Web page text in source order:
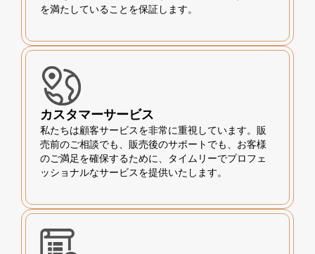
を満たしていることを保証します。
カスタマーサービス
私たちは顧客サービスを非常に重視しています。販
売前のご相談でも、販売後のサポートでも、お客様
のご満足を確保するために、タイムリーでプロフェ
ッショナルなサービスを提供いたします。